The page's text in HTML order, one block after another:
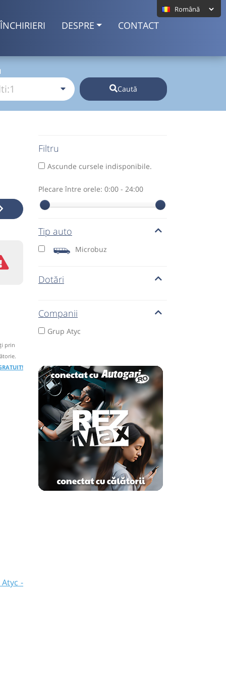
ÎNCHIRIERI DESPRE CONTACT
Caută
Filtru
Ascunde cursele indisponibile.
Plecare între orele: 0:00 - 24:00
Tip auto
Microbuz
Dotări
Companii
Grup Atyc
prin
-